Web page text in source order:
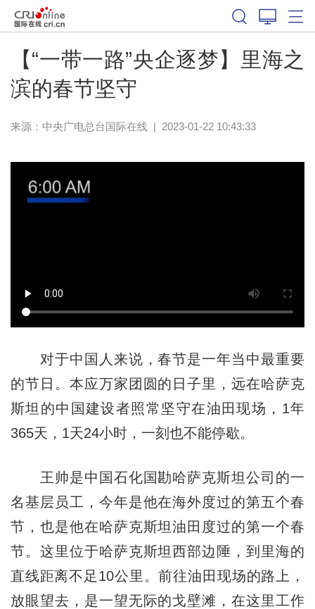
【“一带一路”央企逐梦】里海之
滨的春节坚守
来源：中央广电总台国际在线| 2023-01-22 10:43:33
对于中国人来说，春节是一年当中最重要
的节日。本应万家团圆的日子里，远在哈萨克
斯坦的中国建设者照常坚守在油田现场，1年
365天，1天24小时，一刻也不能停歇。
王帅是中国石化国勘哈萨克斯坦公司的一
名基层员工，今年是他在海外度过的第五个春
节，也是他在哈萨克斯坦油田度过的第一个春
节。这里位于哈萨克斯坦西部边陲，到里海的
直线距离不足10公里。前往油田现场的路上，
放眼望去，是一望无际的戈壁滩，在这里工作